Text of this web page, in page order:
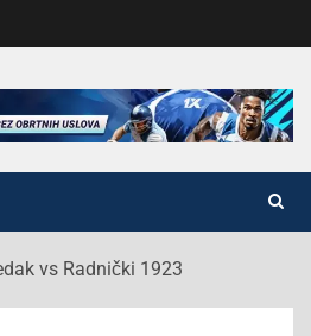
vs Radnički 1923